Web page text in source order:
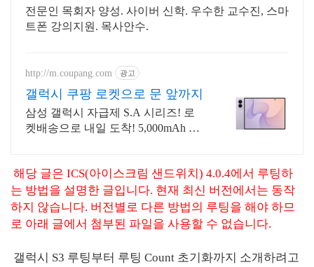
전문인 목회자 양성. 사이버 신학. 우수한 교수진, 스마
트폰 강의지원. 목사안수.
http://m.coupang.com 광고
갤럭시 쿠팡 로켓으로 문 앞까지
삼성 갤럭시 자급제 S.A 시리즈! 로
켓배송으로 내일 도착! 5,000mAh 대
해당 글은 ICS(아이스크림 샌드위치) 4.0.4에서 루팅하
는 방법을 설명한 글입니다. 현재 최신 버전에서는 동작
하지 않습니다. 버전별로 다른 방법의 루팅을 해야 하므
로 아래 글에서 첨부된 파일을 사용할 수 없습니다.
갤럭시 S3 루팅부터 루팅 Count 초기화까지 소개하려고